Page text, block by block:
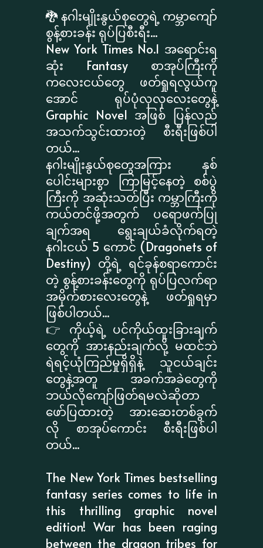
🐉 နဂါးမျိုးနွယ်စုတွေရဲ့ ကမ္ဘာကျော်
စွန့်စားခန်း ရုပ်ပြစီးရီး...
New York Times No.1 အရောင်းရ
ဆုံး Fantasy စာအုပ်ကြီးကို
ကလေးငယ်တွေ ဖတ်ရှုရလွယ်ကူ
အောင် ရုပ်ပုံလှလှလေးတွေနဲ့
Graphic Novel အဖြစ် ပြန်လည်
အသက်သွင်းထားတဲ့ စီးရီးဖြစ်ပါ
တယ်...
နဂါးမျိုးနွယ်စုတွေအကြား နှစ်
ပေါင်းများစွာ ကြာမြင့်နေတဲ့ စစ်ပွဲ
ကြီးကို အဆုံးသတ်ပြီး ကမ္ဘာကြီးကို
ကယ်တင်ဖို့အတွက် ပရောဖက်ပြု
ချက်အရ ရွေးချယ်ခံလိုက်ရတဲ့
နဂါးငယ် 5 ကောင် (Dragonets of
Destiny) တို့ရဲ့ ရင်ခုန်စရာကောင်း
တဲ့ စွန့်စားခန်းတွေကို ရုပ်ပြလက်ရာ
အမိုက်စားလေးတွေနဲ့ ဖတ်ရှုရမှာ
ဖြစ်ပါတယ်...
👉 ကိုယ့်ရဲ့ ပင်ကိုယ်ထူးခြားချက်
တွေကို အားနည်းချက်လို့ မထင်ဘဲ
ရဲရင့်ယုံကြည်မှုရှိရှိနဲ့ သူငယ်ချင်း
တွေနဲ့အတူ အခက်အခဲတွေကို
ဘယ်လိုကျော်ဖြတ်ရမလဲဆိုတာ
ဖော်ပြထားတဲ့ အားဆေးတစ်ခွက်
လို စာအုပ်ကောင်း စီးရီးဖြစ်ပါ
တယ်...
The New York Times bestselling
fantasy series comes to life in
this thrilling graphic novel
edition! War has been raging
between the dragon tribes for